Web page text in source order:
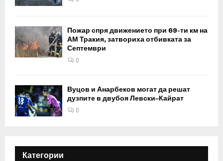
Пожар спря движението при 69-ти км на
АМ Тракия, затвориха отбивката за
Септември
0
Вуцов и Анарбеков могат да решат
дузпите в двубоя Левски–Кайрат
0
Категории